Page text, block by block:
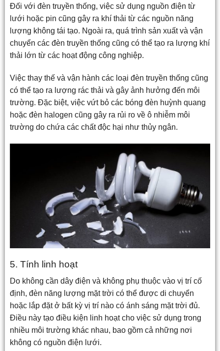
Đối với đèn truyền thống, việc sử dụng nguồn điện từ
lưới hoặc pin cũng gây ra khí thải từ các nguồn năng
lượng không tái tạo. Ngoài ra, quá trình sản xuất và vận
chuyển các đèn truyền thống cũng có thể tạo ra lượng khí
thải lớn từ các hoạt động công nghiệp.
Việc thay thế và vận hành các loại đèn truyền thống cũng
có thể tạo ra lượng rác thải và gây ảnh hưởng đến môi
trường. Đặc biệt, việc vứt bỏ các bóng đèn huỳnh quang
hoặc đèn halogen cũng gây ra rủi ro về ô nhiễm môi
trường do chứa các chất độc hại như thủy ngân.
5. Tính linh hoạt
Do không cần dây điện và không phụ thuộc vào vị trí cố
định, đèn năng lượng mặt trời có thể được di chuyển
hoặc lắp đặt ở bất kỳ vị trí nào có ánh sáng mặt trời đủ.
Điều này tạo điều kiện linh hoạt cho việc sử dụng trong
nhiều môi trường khác nhau, bao gồm cả những nơi
không có nguồn điện lưới.